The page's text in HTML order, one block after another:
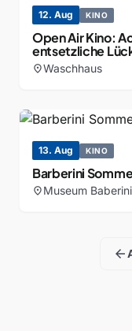
12. Aug KINO
Open Air Kino:
entsetzliche
location_onWaschhaus
13. Aug KINO
Barberini
location_onMuseum Baberini
arrow_back